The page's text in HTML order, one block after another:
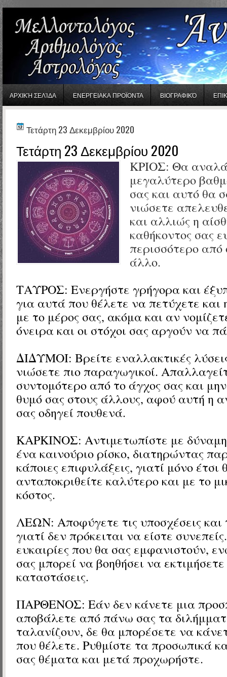
ΑΡΧΙΚΉ ΣΕΛΊΔΑ ΕΝΕΡΓΕΙΑΚΑ ΠΡΟΪΟΝΤΑ ΒΙΟΓΡΑΦΙΚΌ
Τετάρτη 23 Δεκεμβρίου 2020
Τετάρτη 23 Δεκεμβρίου 2020
ΚΡΙΟΣ: Θα
μεγαλύτερο
σας και αυτό θα
νιώσετε
και αλλιώς η
καθήκοντος σας
περισσότερο από
άλλο.
ΤΑΥΡΟΣ: Ενεργήστε γρήγορα και
για αυτά που θέλετε να πετύχετε και
με το μέρος σας, ακόμα και αν
όνειρα και οι στόχοι σας αργούν να
ΔΙΔΥΜΟΙ: Βρείτε εναλλακτικές
νιώσετε πιο παραγωγικοί.
συντομότερο από το άγχος σας και
θυμό σας στους άλλους, αφού αυτή η
σας οδηγεί πουθενά.
ΚΑΡΚΙΝΟΣ: Αντιμετωπίστε με
ένα καινούριο ρίσκο, διατηρώντας
κάποιες επιφυλάξεις, γιατί μόνο έτσι
ανταποκριθείτε καλύτερο και με το
κόστος.
ΛΕΩΝ: Αποφύγετε τις υποσχέσεις και
γιατί δεν πρόκειται να είστε
ευκαιρίες που θα σας εμφανιστούν,
σας μπορεί να βοηθήσει να
καταστάσεις.
ΠΑΡΘΕΝΟΣ: Εάν δεν κάνετε μια
αποβάλετε από πάνω σας τα
ταλανίζουν, δε θα μπορέσετε να
που θέλετε. Ρυθμίστε τα προσωπικά
σας θέματα και μετά προχωρήστε.